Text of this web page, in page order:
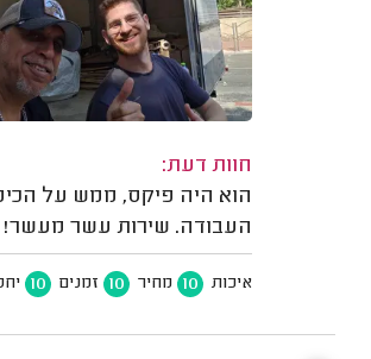
חוות דעת:
הוא היה פיקס, ממש על
העבודה. שירות עשר מעשר!
איכות 10 מחיר 10 זמנים 10